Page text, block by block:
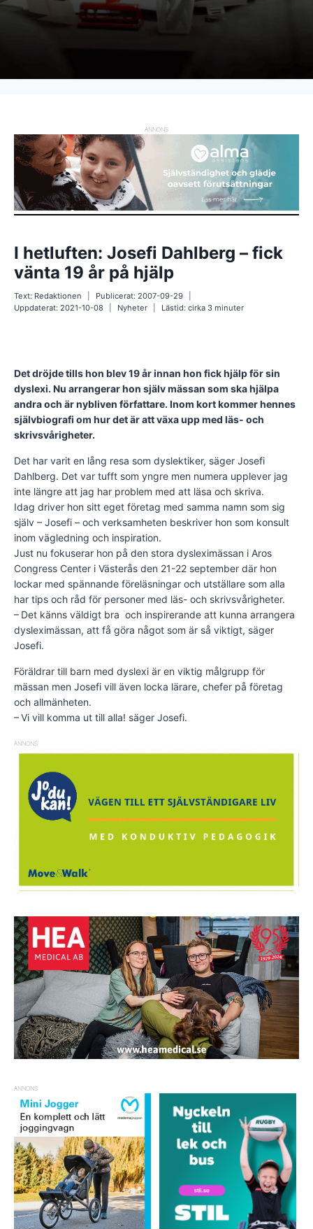
ANNONS
I hetluften: Josefi Dahlberg – fick
vänta 19 år på hjälp
Text: Redaktionen Publicerat: 2007-09-29
Uppdaterat: 2021-10-08 Nyheter Lästid: cirka 3minuter
Det dröjde tills hon blev 19 år innan hon fick hjälp för sin
dyslexi. Nu arrangerar hon själv mässan som ska hjälpa
andra och är nybliven författare. Inom kort kommer hennes
självbiografi om hur det är att växa upp med läs- och
skrivsvårig­heter.
Det har varit en lång resa som dyslektiker, säger Josefi
Dahlberg. Det var tufft som yngre men numera upplever jag
inte längre att jag har problem med att läsa och skriva.
Idag driver hon sitt eget företag med samma namn som sig
själv – Josefi – och verksamheten beskriver hon som kon­sult
inom vägledning och inspiration.
Just nu fokuserar hon på den stora dysleximässan i Aros
Congress Center i Västerås den 21-22 september där hon
lockar med spännande föreläsningar och utställare som alla
har tips och råd för personer med läs- och skrivsvårigheter.
– Det känns väldigt bra och inspirerande att kunna arrangera
dysleximässan, att få göra något som är så viktigt, säger
Josefi.
Föräldrar till barn med dyslexi är en viktig målgrupp för
mässan men Josefi vill även locka lärare, chefer på företag
och allmänheten.
– Vi vill komma ut till alla! säger Josefi.
ANNONS
ANNONS